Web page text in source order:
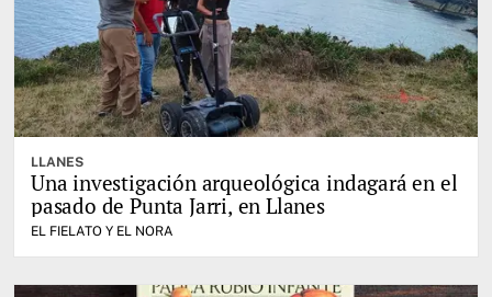
LLANES
Una investigación arqueológica indagará en el
pasado de Punta Jarri, en Llanes
EL FIELATO Y EL NORA